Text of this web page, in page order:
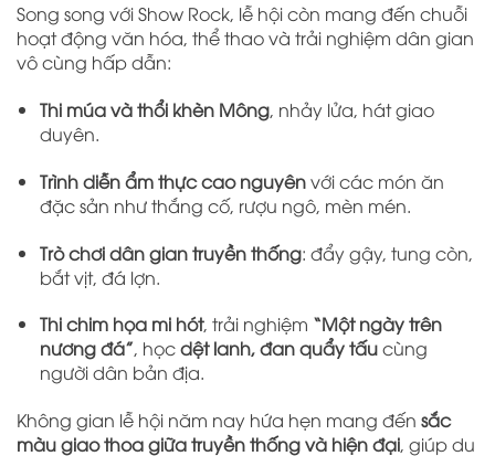
Song song với Show Rock, lễ hội còn mang đến chuỗi
hoạt động văn hóa, thể thao và trải nghiệm dân gian
vô cùng hấp dẫn:
Thi múa và thổi khèn Mông, nhảy lửa, hát giao
duyên.
Trình diễn ẩm thực cao nguyênvới các món ăn
đặc sản như thắng cố, rượu ngô, mèn mén.
Trò chơi dân gian truyền thống: đẩy gậy, tung còn,
bắt vịt, đá lợn.
Thi chim họa mi hót, trải nghiệm “Một ngày trên
nương đá”, họcdệt lanh, đan quẩy tấucùng
người dân bản địa.
Không gian lễ hội năm nay hứa hẹn mang đến sắc
màu giao thoa giữa truyền thống và hiện đại, giúp du